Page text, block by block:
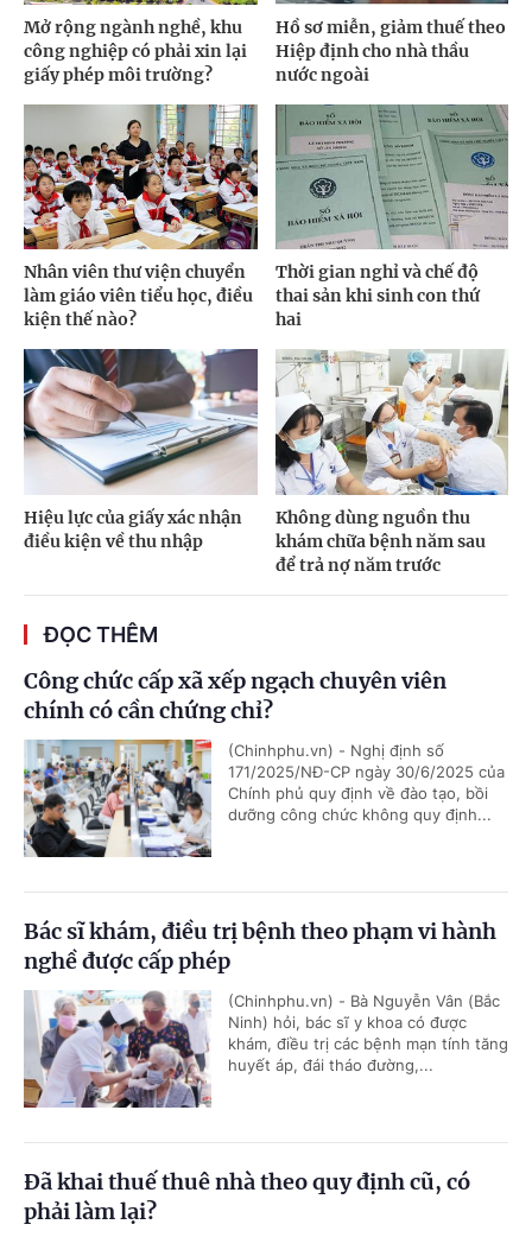
Mở rộng ngành nghề, khu
công nghiệp có phải xin lại
giấy phép môi trường?
Hồ sơ miễn, giảm thuế theo
Hiệp định cho nhà thầu
nước ngoài
Nhân viên thư viện chuyển
làm giáo viên tiểu học, điều
kiện thế nào?
Thời gian nghỉ và chế độ
thai sản khi sinh con thứ
hai
Hiệu lực của giấy xác nhận
điều kiện về thu nhập
Không dùng nguồn thu
khám chữa bệnh năm sau
để trả nợ năm trước
ĐỌC THÊM
Công chức cấp xã xếp ngạch chuyên viên
chính có cần chứng chỉ?
(Chinhphu.vn) - Nghị định số
171/2025/NĐ-CP ngày 30/6/2025 của
Chính phủ quy định về đào tạo, bồi
dưỡng công chức không quy định...
Bác sĩ khám, điều trị bệnh theo phạm vi hành
nghề được cấp phép
(Chinhphu.vn) - Bà Nguyễn Vân (Bắc
Ninh) hỏi, bác sĩ y khoa có được
khám, điều trị các bệnh mạn tính tăng
huyết áp, đái tháo đường,...
Đã khai thuế thuê nhà theo quy định cũ, có
phải làm lại?